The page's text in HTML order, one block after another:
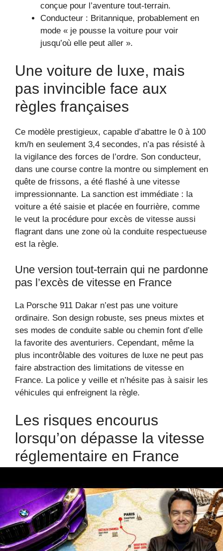
conçue pour l’aventure tout-terrain.
Conducteur : Britannique, probablement en
mode « je pousse la voiture pour voir
jusqu’où elle peut aller ».
Une voiture de luxe, mais
pas invincible face aux
règles françaises
Ce modèle prestigieux, capable d’abattre le 0 à 100
km/h en seulement 3,4 secondes, n’a pas résisté à
la vigilance des forces de l’ordre. Son conducteur,
dans une course contre la montre ou simplement en
quête de frissons, a été flashé à une vitesse
impressionnante. La sanction est immédiate : la
voiture a été saisie et placée en fourrière, comme
le veut la procédure pour excès de vitesse aussi
flagrant dans une zone où la conduite respectueuse
est la règle.
Une version tout-terrain qui ne pardonne
pas l’excès de vitesse en France
La Porsche 911 Dakar n’est pas une voiture
ordinaire. Son design robuste, ses pneus mixtes et
ses modes de conduite sable ou chemin font d’elle
la favorite des aventuriers. Cependant, même la
plus incontrôlable des voitures de luxe ne peut pas
faire abstraction des limitations de vitesse en
France. La police y veille et n’hésite pas à saisir les
véhicules qui enfreignent la règle.
Les risques encourus
lorsqu’on dépasse la vitesse
réglementaire en France
simple montée d’adrénaline : en 2025, les sanctions
pour excès de vitesse en France sont sévères. La
confiscation du véhicule, la mise en fourrière, et la
consignation immédiate sont devenues la norme,
particulièrement pour les voitures de luxe comme